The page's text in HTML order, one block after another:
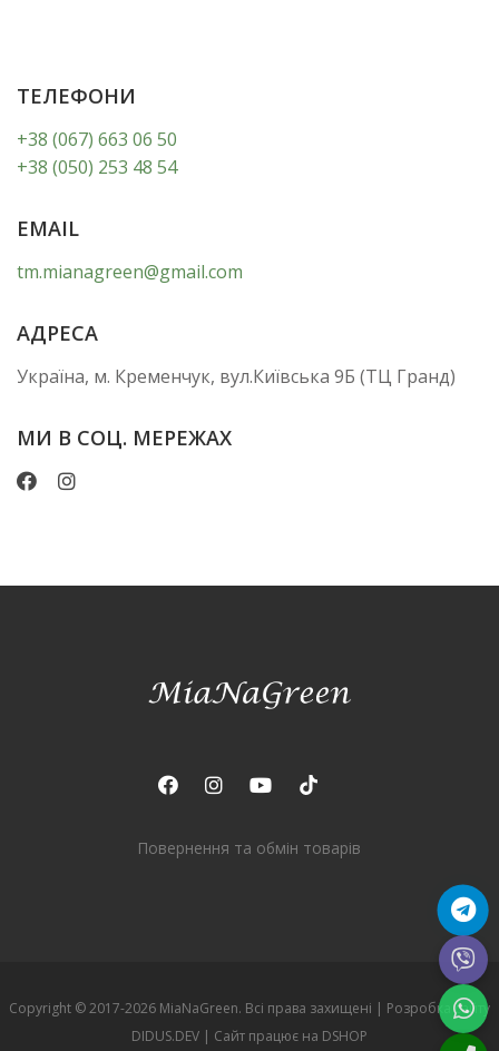
ТЕЛЕФОНИ
+38 (067) 663 06 50
+38 (050) 253 48 54
EMAIL
tm.mianagreen@gmail.com
АДРЕСА
Україна, м. Кременчук, вул.Київська 9Б (ТЦ Гранд)
МИ В СОЦ. МЕРЕЖАХ
Повернення та обмін товарів
Copyright © 2017-2026 MiaNaGreen. Всі права захищені | Розробка сайту
DIDUS.DEV | Сайт працює на DSHOP